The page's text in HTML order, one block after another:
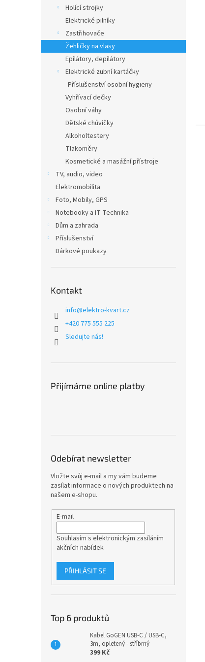
Holící strojky
Elektrické pilníky
Zastřihovače
Žehličky na vlasy
Epilátory, depilátory
Elektrické zubní kartáčky
Příslušenství osobní hygieny
Vyhřívací dečky
Osobní váhy
Dětské chůvičky
Alkoholtestery
Tlakoměry
Kosmetické a masážní přístroje
TV, audio, video
Elektromobilita
Foto, Mobily, GPS
Notebooky a IT Technika
Dům a zahrada
Příslušenství
Dárkové poukazy
Kontakt
info@elektro-kvart.cz
+420 775 555 225
Sledujte nás!
Přijímáme online platby
Odebírat newsletter
Vložte svůj e-mail a my vám budeme
zasílat informace o nových produktech na
našem e-shopu.
E-mail
Souhlasím s elektronickým zasíláním
akčních nabídek
PŘIHLÁSIT SE
Top 6 produktů
Kabel GoGEN USB-C / USB-C,
3m, opletený - stříbrný
399 Kč